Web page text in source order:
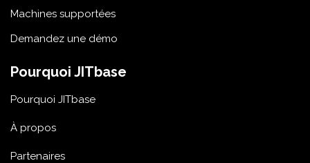
Machines supportées
Demandez une démo
Pourquoi JITbase
Pourquoi JITbase
À propos
Partenaires